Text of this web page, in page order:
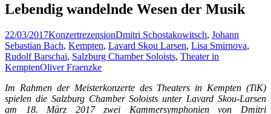
Lebendig wandelnde Wesen der Musik
22/03/2017KonzertrezensionDmitri Schostakowitsch, Johann
Sebastian Bach, Kempten, Lavard Skou Larsen, Lisa Smirnova,
Rudolf Barschai, Salzburg Chamber Soloists, Theater in
KemptenOliver Fraenzke
Im Rahmen der Meisterkonzerte des Theaters in Kempten (TiK)
spielen die Salzburg Chamber Soloists unter Lavard Skou-Larsen
am 18. März 2017 zwei Kammersymphonien von Dmitri